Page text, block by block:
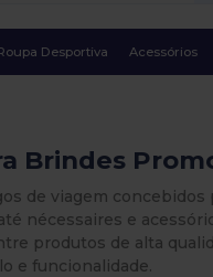
Desportiva Acessórios
Brindes
de viagem concebidos
nécessaires e
produtos de alta
e funcionalidade.